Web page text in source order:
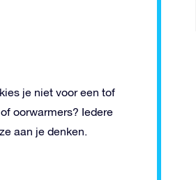
je niet voor een tof
oorwarmers? Iedere
aan je denken.